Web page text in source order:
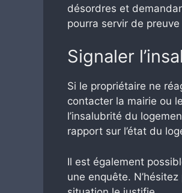
désordres et
pourra servir de
Signaler
Si le propriétaire ne
contacter la mairie ou
l’insalubrité du
rapport sur l’état du
Il est également
une enquête. N’hésitez